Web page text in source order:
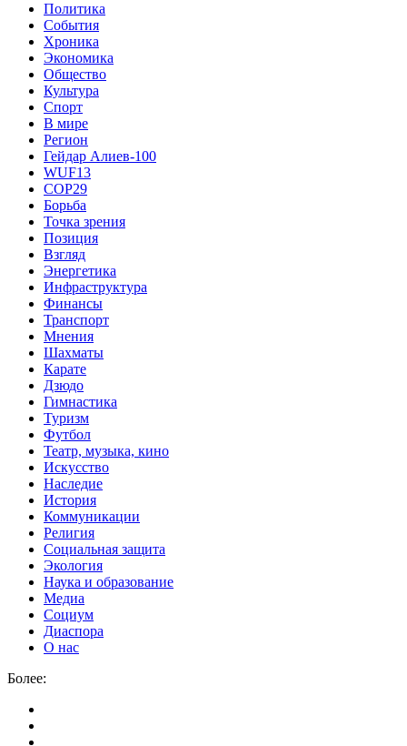
Политика
События
Хроника
Экономика
Общество
Культура
Спорт
В мире
Регион
Гейдар Алиев-100
WUF13
COP29
Борьба
Точка зрения
Позиция
Взгляд
Энергетика
Инфраструктура
Финансы
Транспорт
Мнения
Шахматы
Карате
Дзюдо
Гимнастика
Туризм
Футбол
Театр, музыка, кино
Искусство
Наследие
История
Коммуникации
Религия
Социальная защита
Экология
Наука и образование
Медиа
Социум
Диаспора
О нас
Более: